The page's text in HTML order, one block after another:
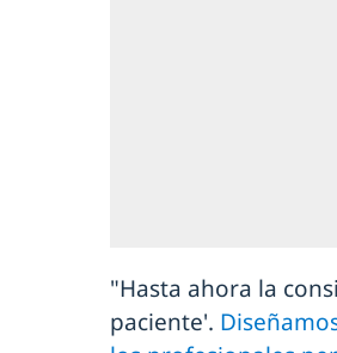
"Hasta ahora la
paciente'.